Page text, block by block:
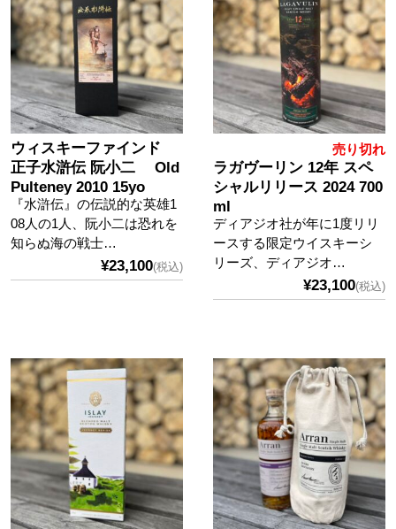
ウィスキーファインド
正子水滸伝 阮小二 Old
Pulteney 2010 15yo
『水滸伝』の伝説的な英雄1
08人の1人、阮小二は恐れを
知らぬ海の戦士…
¥23,100(税込)
売り切れ
ラガヴーリン 12年 スペ
シャルリリース 2024 700
ml
ディアジオ社が年に1度リリ
ースする限定ウイスキーシ
リーズ、ディアジオ…
¥23,100(税込)